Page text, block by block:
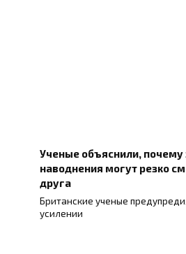
Ученые объяснили, почему
наводнения могут резко
друга
Британские ученые
усилении